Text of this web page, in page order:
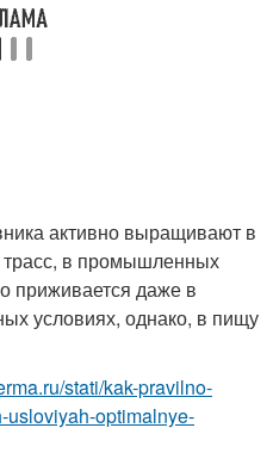
активно выращивают в
трасс, в промышленных
приживается даже в
условиях, однако, в пищу
stati/kak-pravilno-
usloviyah-optimalnye-